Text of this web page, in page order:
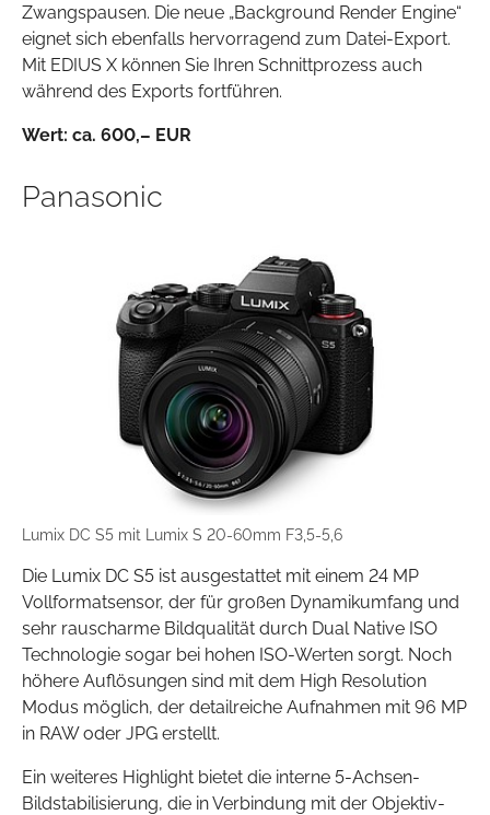
Zwangspausen. Die neue „Background Render Engine“
eignet sich ebenfalls hervorragend zum Datei-Export.
Mit EDIUS X können Sie Ihren Schnittprozess auch
während des Exports fortführen.
Wert: ca. 600,– EUR
Panasonic
Lumix DC S5 mit Lumix S 20-60mm F3,5-5,6
Die Lumix DC S5 ist ausgestattet mit einem 24 MP
Vollformatsensor, der für großen Dynamikumfang und
sehr rauscharme Bildqualität durch Dual Native ISO
Technologie sogar bei hohen ISO-Werten sorgt. Noch
höhere Auflösungen sind mit dem High Resolution
Modus möglich, der detailreiche Aufnahmen mit 96 MP
in RAW oder JPG erstellt.
Ein weiteres Highlight bietet die interne 5-Achsen-
Bildstabilisierung, die in Verbindung mit der Objektiv-